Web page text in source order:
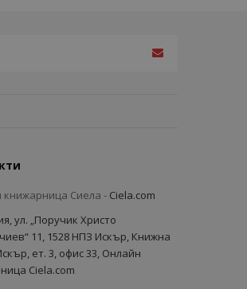
книжарница Сиела - Ciela.com
ул. „Поручик Христо
11, 1528 НПЗ Искър, Книжна
ет. 3, офис 33, Онлайн
Ciela.com